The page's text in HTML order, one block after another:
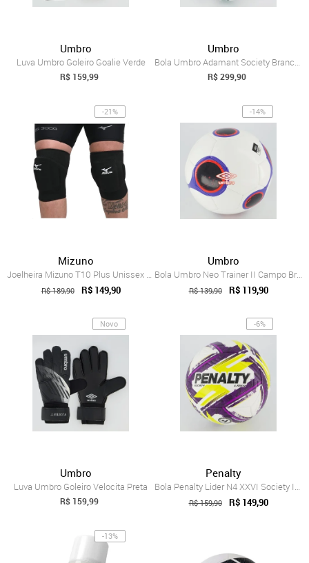
Umbro
Luva Umbro Goleiro Goalie Verde
R$ 159,99
Umbro
Bola Umbro Adamant Society Branca e Verde
R$ 299,90
-21%
Mizuno
Joelheira Mizuno T10 Plus Unissex Preto
R$ 189,90 R$ 149,90
-14%
Umbro
Bola Umbro Neo Trainer II Campo Branca
R$ 139,90 R$ 119,90
Novo
Umbro
Luva Umbro Goleiro Velocita Preta
R$ 159,99
-6%
Penalty
Bola Penalty Lider N4 XXVI Society Infan...
R$ 159,90 R$ 149,90
-13%